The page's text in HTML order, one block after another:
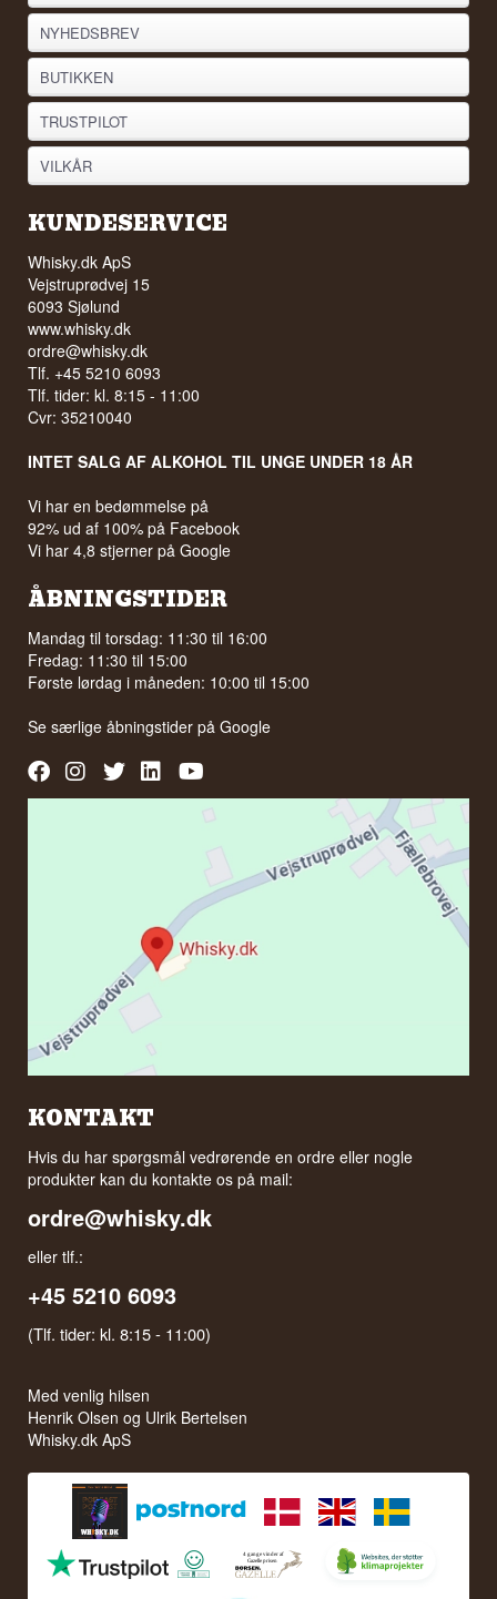
NYHEDSBREV
BUTIKKEN
TRUSTPILOT
VILKÅR
KUNDESERVICE
Whisky.dk ApS
Vejstruprødvej 15
6093 Sjølund
www.whisky.dk
ordre@whisky.dk
Tlf. +45 5210 6093
Tlf. tider: kl. 8:15 - 11:00
Cvr: 35210040
INTET SALG AF ALKOHOL TIL UNGE UNDER 18 ÅR
Vi har en bedømmelse på
92% ud af 100% på Facebook
Vi har 4,8 stjerner på Google
ÅBNINGSTIDER
Mandag til torsdag: 11:30 til 16:00
Fredag: 11:30 til 15:00
Første lørdag i måneden: 10:00 til 15:00
Se særlige åbningstider påGoogle
KONTAKT
Hvis du har spørgsmål vedrørende en ordre eller nogle
produkter kan du kontakte os på mail:
ordre@whisky.dk
eller tlf.:
+45 5210 6093
(Tlf. tider: kl. 8:15 - 11:00)
Med venlig hilsen
Henrik Olsen og Ulrik Bertelsen
Whisky.dk ApS